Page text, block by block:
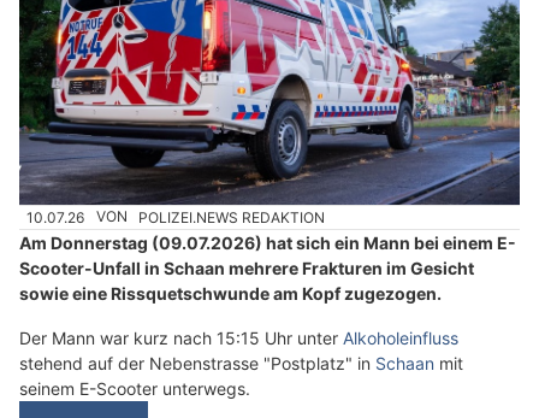
10.07.26 VON POLIZEI.NEWS REDAKTION
Am Donnerstag (09.07.2026) hat sich ein Mann bei einem E-
Scooter-Unfall in Schaan mehrere Frakturen im Gesicht
sowie eine Rissquetschwunde am Kopf zugezogen.
Der Mann war kurz nach 15:15 Uhr unter Alkoholeinfluss
stehend auf der Nebenstrasse "Postplatz" in Schaan mit
seinem E-Scooter unterwegs.